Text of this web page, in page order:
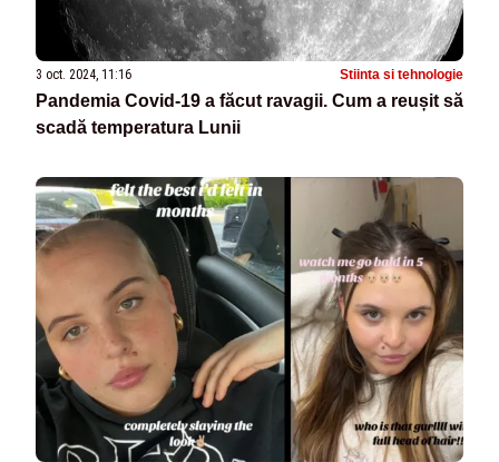
3 oct. 2024, 11:16 Stiinta si tehnologie
Pandemia Covid-19 a făcut ravagii. Cum a reușit să
scadă temperatura Lunii